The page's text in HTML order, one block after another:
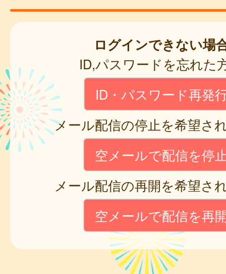
ログインできない場
ID,パスワードを忘れた
ID・パスワード再発
メール配信の停止を希望さ
空メールで配信を停
メール配信の再開を希望さ
空メールで配信を再